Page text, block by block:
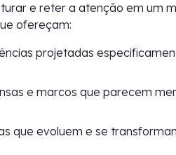
e reter a atenção em um
ofereçam:
projetadas
e marcos que parecem
que evoluem e se